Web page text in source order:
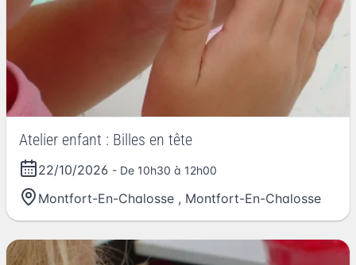
Atelier enfant : Billes en tête
22/10/2026 - De 10h30 à 12h00
Montfort-En-Chalosse , Montfort-En-Chalosse